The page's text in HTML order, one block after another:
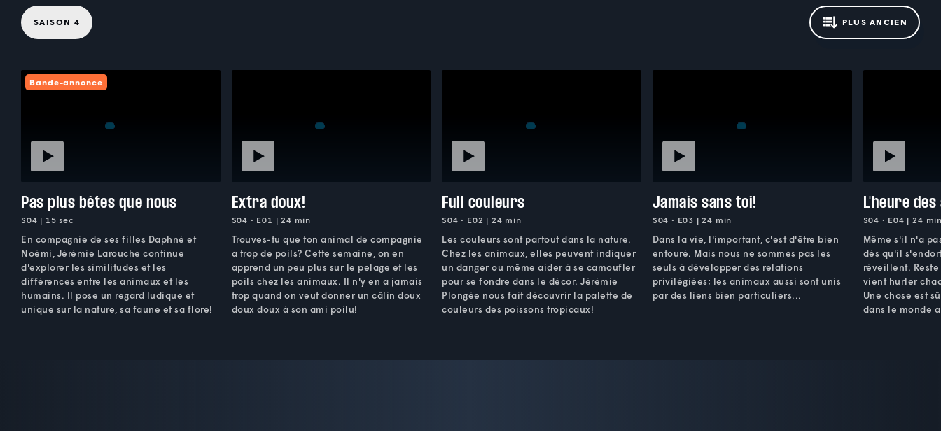
SAISON 4 PLUS ANCIEN
Bande-annonce
Pas plus bêtes que nous
S04 | 15 sec
En compagnie de ses filles Daphné et
Noémi, Jérémie Larouche continue
d'explorer les similitudes et les
différences entre les animaux et les
humains. Il pose un regard ludique et
unique sur la nature, sa faune et sa flore!
Extra doux!
S04 • E01 | 24 min
Trouves-tu que ton animal de compagnie
a trop de poils? Cette semaine, on en
apprend un peu plus sur le pelage et les
poils chez les animaux. Il n'y en a jamais
trop quand on veut donner un câlin doux
doux doux à son ami poilu!
Full couleurs
S04 • E02 | 24 min
Les couleurs sont partout dans la nature.
Chez les animaux, elles peuvent indiquer
un danger ou même aider à se camoufler
pour se fondre dans le décor. Jérémie
Plongée nous fait découvrir la palette de
couleurs des poissons tropicaux!
Jamais sans toi!
S04 • E03 | 24 min
Dans la vie, l'important, c'est d'être bien
entouré. Mais nous ne sommes pas les
seuls à développer des relations
privilégiées; les animaux aussi sont unis
par des liens bien particuliers...
L'heure
S04 • E04 | 24
Même s'il n'a
dès qu'il
réveillent.
vient hurler
Une chose est
dans le monde